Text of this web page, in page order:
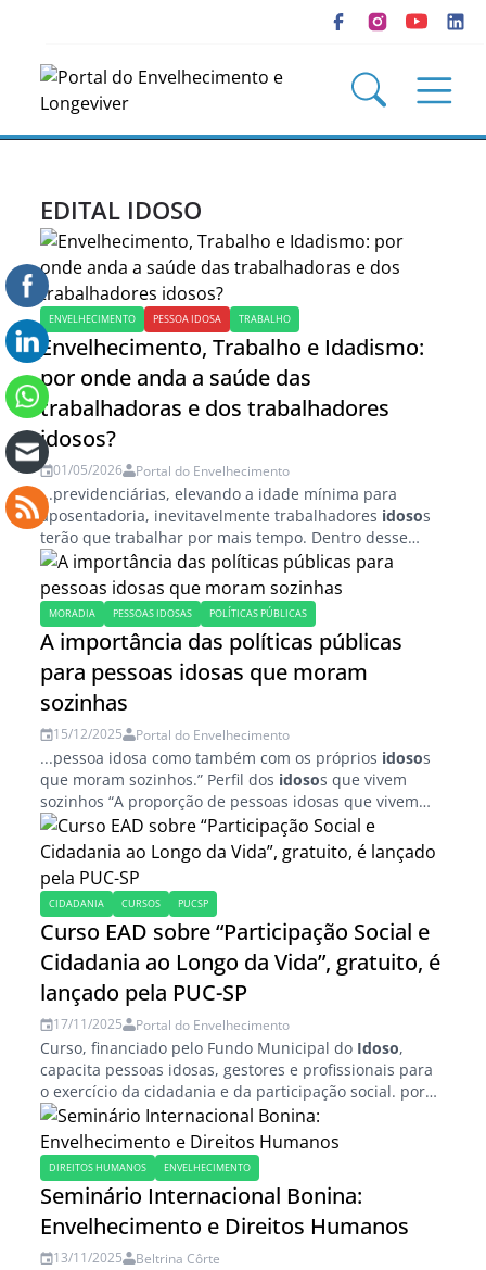
EDITAL IDOSO
ENVELHECIMENTO PESSOA IDOSA TRABALHO
Envelhecimento, Trabalho e Idadismo:
por onde anda a saúde das
trabalhadoras e dos trabalhadores
idosos?
01/05/2026 Portal do Envelhecimento
...previdenciárias, elevando a idade mínima para
aposentadoria, inevitavelmente trabalhadores idosos
terão que trabalhar por mais tempo. Dentro desse
cenário, o que devemos considerar sobre o
envelhecimento no trabalho? Primeiramente,
precisamos...
MORADIA PESSOAS IDOSAS POLÍTICAS PÚBLICAS
A importância das políticas públicas
para pessoas idosas que moram
sozinhas
15/12/2025 Portal do Envelhecimento
...pessoa idosa como também com os próprios idosos
que moram sozinhos.” Perfil dos idosos que vivem
sozinhos “A proporção de pessoas idosas que vivem
sozinhas varia de 16% a 18%...
CIDADANIA CURSOS PUCSP
Curso EAD sobre “Participação Social e
Cidadania ao Longo da Vida”, gratuito, é
lançado pela PUC-SP
17/11/2025 Portal do Envelhecimento
Curso, financiado pelo Fundo Municipal do Idoso,
capacita pessoas idosas, gestores e profissionais para
o exercício da cidadania e da participação social. por
Redação / ACI PUC-SP A Pontifícia Universidade...
DIREITOS HUMANOS ENVELHECIMENTO
Seminário Internacional Bonina:
Envelhecimento e Direitos Humanos
13/11/2025 Beltrina Côrte